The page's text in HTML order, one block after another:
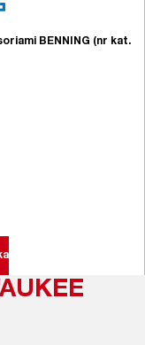
BENNING (nr kat.